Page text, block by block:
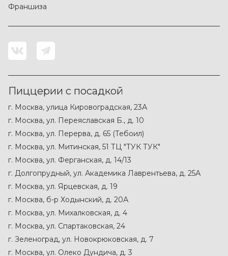
Оформите заказ в Pizza Heart в Москве и выберите
свежие, ароматные и вкусные соусы к любимым блюдам.
сытному набору, чтобы сделать вкус еще ярче. Быстрая
хлопот. Соберите полный заказ в Pizza Heart и
наслаждайтесь сочными сочетаниями дома, в офисе или
в кругу друзей.
Франшиза
Пиццерии с посадкой
г. Москва, улица Кировоградская, 23А
г. Москва, ул. Переяславская Б., д. 10
г. Москва, ул. Перерва, д. 65 (Тебоил)
г. Москва, ул. Митинская, 51 ТЦ "ТУК ТУК"
г. Москва, ул. Ферганская, д. 14/13
г. Долгопрудный, ул. Академика Лаврентьева, д. 25А
г. Москва, ул. Ярцевская, д. 19
г. Москва, б-р Ходынский, д. 20А
г. Москва, ул. Михалковская, д. 4
г. Москва, ул. Спартаковская, 24
г. Зеленоград, ул. Новокрюковская, д. 7
г. Москва, ул. Олеко Дундича, д. 3